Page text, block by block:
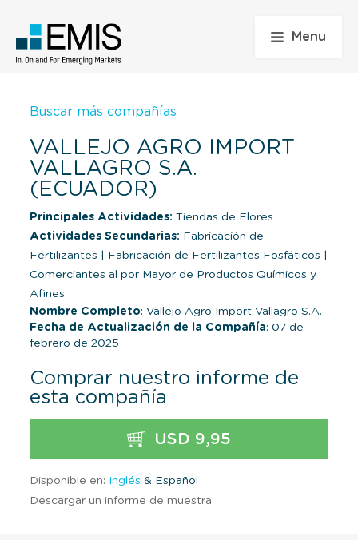
Menu
Buscar más compañías
VALLEJO AGRO IMPORT
VALLAGRO S.A.
(ECUADOR)
Principales Actividades: Tiendas de Flores
Actividades Secundarias: Fabricación de
Fertilizantes
Fabricación de Fertilizantes Fosfáticos
Comerciantes al por Mayor de Productos Químicos y
Afines
Nombre Completo: Vallejo Agro Import Vallagro S.A.
Fecha de Actualización de la Compañía: 07 de
febrero de 2025
Comprar nuestro informe de
esta compañía
USD 9,95
Disponible en: Inglés & Español
Descargar un informe de muestra